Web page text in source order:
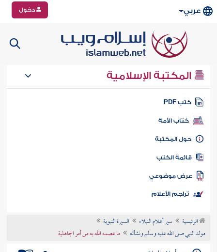
عربي دخول
المكتبة الإسلامية
كتب PDF
كتاب الأمة
المكتبة
الكتب
موضوعي
تراجم الأعلام
الرئيسية سير أعلام النبلاء
السيرة النبوية
مولد النبي صلى الله عليه وسلم ونشأته
ما عصمه الله به من أمر الجاهلية